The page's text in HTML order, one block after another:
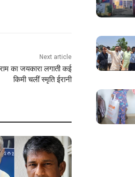
Next article
का जयकारा लगाती कई
किमी चलीं स्मृति ईरानी